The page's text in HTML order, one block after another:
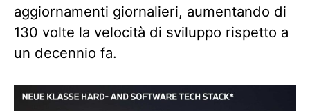
aggiornamenti giornalieri, aumentando di
130 volte la velocità di sviluppo rispetto a
un decennio fa.